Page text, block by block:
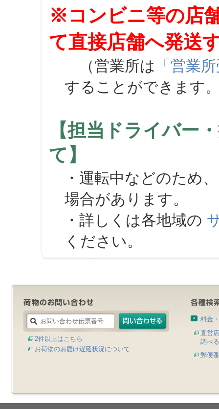
※コンビニ等の店
て直接店舗へ発送
（営業所は 「営業
することができます
【担当ドライバー
て】
・運転中などのため
場合があります。
・詳しくは各地域の
ください。
2件以上はこちら
お荷物のお届け遅延状況について
料金
直営
調べる
郵便